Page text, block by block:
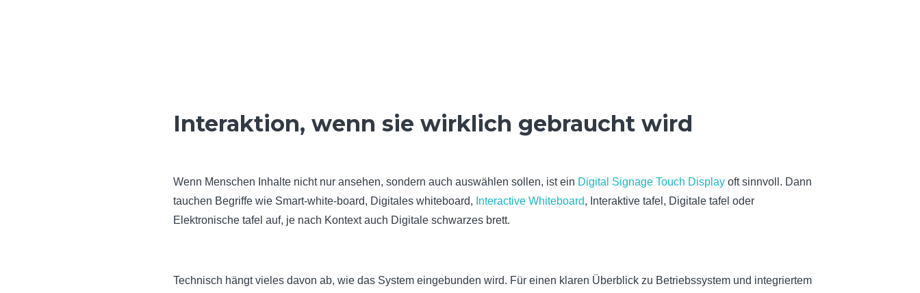
Interaktion, wenn sie wirklich gebraucht wird
Wenn Menschen Inhalte nicht nur ansehen, sondern auch auswählen sollen, ist ein Digital Signage Touch Display oft sinnvoll. Dann
tauchen Begriffe wie Smart-white-board, Digitales whiteboard, Interactive Whiteboard, Interaktive tafel, Digitale tafel oder
Elektronische tafel auf, je nach Kontext auch Digitale schwarzes brett.
Technisch hängt vieles davon ab, wie das System eingebunden wird. Für einen klaren Überblick zu Betriebssystem und integriertem